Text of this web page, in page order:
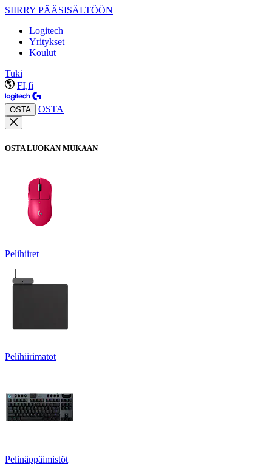
SIIRRY PÄÄSISÄLTÖÖN
Logitech
Yritykset
Koulut
Tuki
FI,fi
OSTA OSTA
OSTA LUOKAN MUKAAN
Pelihiiret
Pelihiirimatot
Pelinäppäimistöt